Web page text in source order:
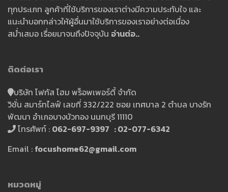
ทุกประเภท ลูกค้าที่ใช้บริการของเราต่างมีความประทับใจ และ
แนะนำบอกกล่าวให้ผู้อื่นมาใช้บริการของเราอย่างต่อเนื่อง
สม่ำเสมอ เรื่อยมาจนถึงปัจจุบัน อ่านต่อ..
ติดต่อเรา
บริษัท โฟกัส โฮม พร็อพเพอร์ตี้ จำกัด
วิชั่น สมาร์ทไลฟ์ เลขที่ 332/222 ซอย เทศบาล 2 ตำบล บางรัก
พัฒนา อำเภอบางบัวทอง นนทบุรี 11110
โทรศัพท์ : 062-697-9397 : 02-077-6342
Email : focushome62@gmail.com
หมวดหมู่